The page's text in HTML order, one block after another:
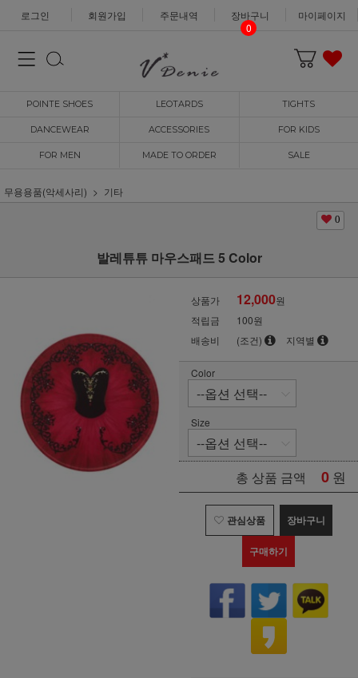
로그인 회원가입 주문내역
장바구니
0
마이페이지
POINTE SHOES LEOTARDS TIGHTS
DANCEWEAR ACCESSORIES FOR KIDS
FOR MEN MADE TO ORDER SALE
무용용품(악세사리) 기타
0
발레튜튜 마우스패드 5 Color
상품가 12,000원
적립금
100원
배송비
(조건) 지역별
Color
Size
총 상품 금액 0 원
관심상품 장바구니
구매하기